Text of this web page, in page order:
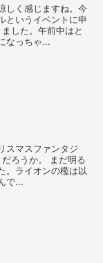
しく感じますね。今
というイベントに申
した。午前中はと
なっちゃ...
スマスファンタジ
ろうか。 まだ明る
。ライオンの檻は以
で...